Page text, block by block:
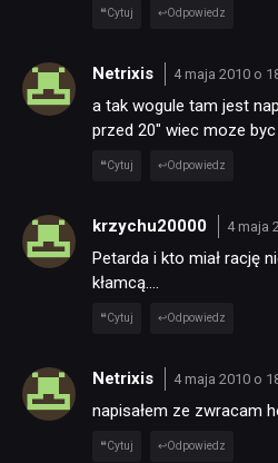
Cytuj Odpowiedz
Netrixis 4 maja 2010 o
a tak wogule tam jest
przed 20″ wiec moze
Cytuj Odpowiedz
krzychu20000 4 maja
Petarda i kto miał rację
kłamcą….
Cytuj Odpowiedz
Netrixis 4 maja 2010 o
napisałem ze zwracam
Cytuj Odpowiedz